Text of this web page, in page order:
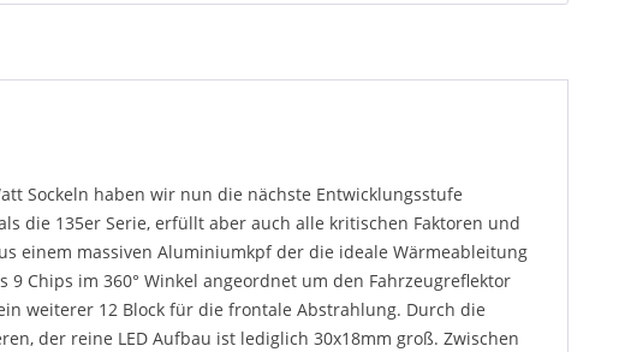
Sockeln haben wir nun die nächste Entwicklungsstufe
die 135er Serie, erfüllt aber auch alle kritischen Faktoren und
einem massiven Aluminiumkpf der die ideale Wärmeableitung
Chips im 360° Winkel angeordnet um den Fahrzeugreflektor
weiterer 12 Block für die frontale Abstrahlung. Durch die
der reine LED Aufbau ist lediglich 30x18mm groß. Zwischen